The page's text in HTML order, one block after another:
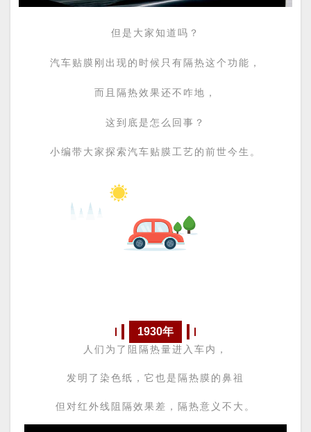
但是大家知道吗？
汽车贴膜刚出现的时候只有隔热这个功能，
而且隔热效果还不咋地，
这到底是怎么回事？
小编带大家探索汽车贴膜工艺的前世今生。
1930年
人们为了阻隔热量进入车内，
发明了染色纸， 它也是隔热膜的鼻祖
但对红外线阻隔效果差， 隔热意义不大。